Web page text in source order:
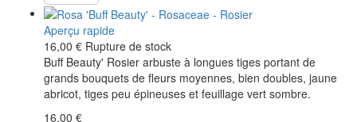
Aperçu rapide
16,00 € Rupture de stock
Buff Beauty' Rosier arbuste à longues tiges portant de
grands bouquets de fleurs moyennes, bien doubles, jaune
abricot, tiges peu épineuses et feuillage vert sombre.
16,00 €